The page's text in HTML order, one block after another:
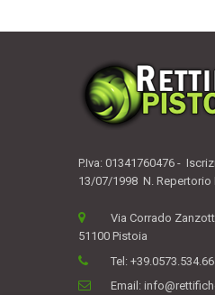
P.Iva: 01341760476 -
13/07/1998 N. Repertorio
Via Corrado
51100 Pistoia
Tel:
Email: